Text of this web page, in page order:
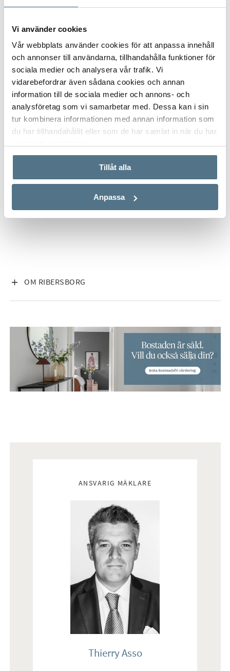
Vi använder cookies
Vår webbplats använder cookies för att anpassa innehåll
och annonser till användarna, tillhandahålla funktioner för
sociala medier och analysera vår trafik. Vi
vidarebefordrar även sådana cookies och annan
information till de sociala medier och annons- och
analysföretag som vi samarbetar med. Dessa kan i sin
tur kombinera informationen med annan information som
du har tillhandahållit eller som de har samlat in när du har
Tillåt alla
Anpassa
OM RIBERSBORG
VISA INNEHÅLL
ANSVARIG MÄKLARE
Thierry Asso